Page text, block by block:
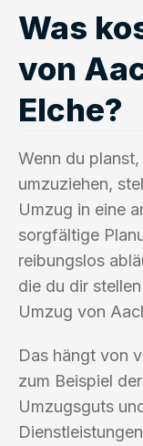
Was
von
Elche?
Wenn du
umzuziehen,
Umzug in eine
sorgfältige
reibungslos
die du dir
Umzug von
Das hängt von
zum Beispiel
Umzugsguts